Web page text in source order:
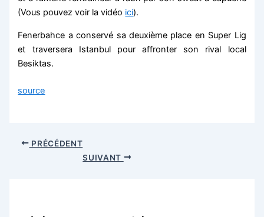
(Vous pouvez voir la vidéo ici).
Fenerbahce a conservé sa deuxième place en Super Lig
et traversera Istanbul pour affronter son rival local
Besiktas.
source
PRÉCÉDENT
SUIVANT